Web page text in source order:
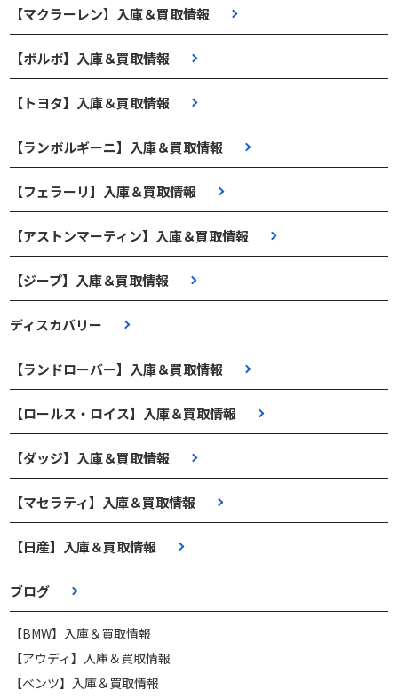
【マクラーレン】入庫＆買取情報
【ボルボ】入庫＆買取情報
【トヨタ】入庫＆買取情報
【ランボルギーニ】入庫＆買取情報
【フェラーリ】入庫＆買取情報
【アストンマーティン】入庫＆買取情報
【ジープ】入庫＆買取情報
ディスカバリー
【ランドローバー】入庫＆買取情報
【ロールス・ロイス】入庫＆買取情報
【ダッジ】入庫＆買取情報
【マセラティ】入庫＆買取情報
【日産】入庫＆買取情報
ブログ
【BMW】入庫＆買取情報
【アウディ】入庫＆買取情報
【ベンツ】入庫＆買取情報